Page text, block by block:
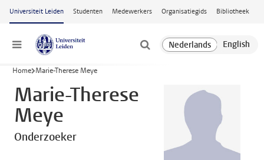
Ga naar hoofdinhoud
Universiteit Leiden Studenten Medewerkers Organisatiegids Bibliotheek
Menu
Home Marie-Therese Meye
Marie-Therese
Meye
Onderzoeker